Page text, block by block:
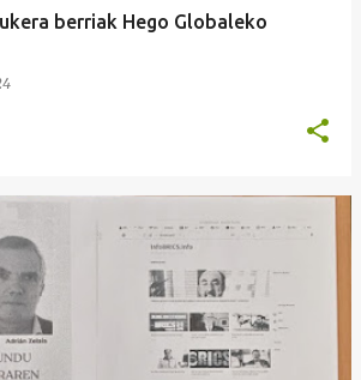
berriak Hego Globaleko